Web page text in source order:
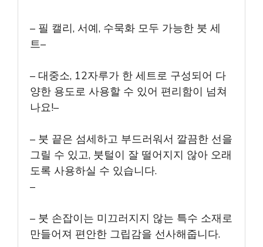
– 필 캘리, 서예, 수묵화 모두 가능한 붓 세
트–
– 대중소, 12자루가 한 세트로 구성되어 다
양한 용도로 사용할 수 있어 편리함이 넘쳐
나요!–
– 붓 끝은 섬세하고 부드러워서 깔끔한 선을
그릴 수 있고, 붓털이 잘 떨어지지 않아 오래
도록 사용하실 수 있습니다.
–
– 붓 손잡이는 미끄러지지 않는 특수 소재로
만들어져 편안한 그립감을 선사해줍니다.